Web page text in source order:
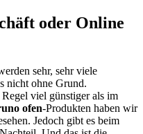
oder Online
sehr, sehr viele
nicht ohne Grund.
viel günstiger als im
ofen-Produkten haben wir
Jedoch gibt es beim